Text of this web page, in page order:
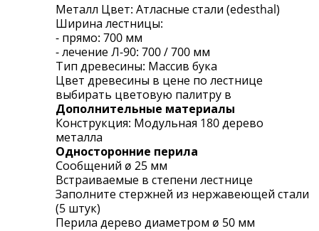
Металл Цвет: Атласные стали (edesthal)
Ширина лестницы:
- прямо: 700 мм
- лечение Л-90: 700 / 700 мм
Тип древесины: Массив бука
Цвет древесины в цене по лестнице
выбирать цветовую палитру в
Дополнительные материалы
Конструкция: Модульная 180 дерево
металла
Односторонние перила
Cообщений ø 25 мм
Встраиваемые в степени лестнице
Заполните стержней из нержавеющей стали
(5 штук)
Перила дерево диаметром ø 50 мм